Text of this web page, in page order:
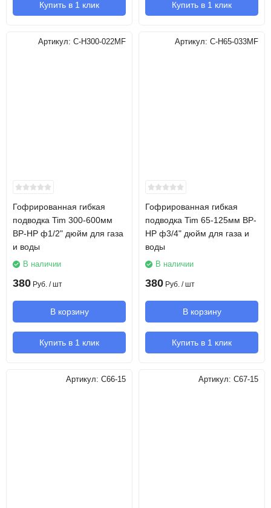
Купить в 1 клик Купить в 1 клик
Артикул: C-H300-022MF
Гофрированная гибкая
подводка Tim 300-600мм
ВР-НР ф1/2" дюйм для газа
и воды
В наличии
380 Руб. / шт
В корзину
Купить в 1 клик
Артикул: C-H65-033MF
Гофрированная гибкая
подводка Tim 65-125мм ВР-
НР ф3/4" дюйм для газа и
воды
В наличии
380 Руб. / шт
В корзину
Купить в 1 клик
Артикул: C66-15 Артикул: C67-15